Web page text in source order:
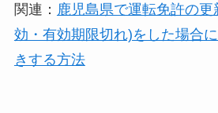
関連： 鹿児島県で運転免許の
効・有効期限切れ)をした場合
きする方法